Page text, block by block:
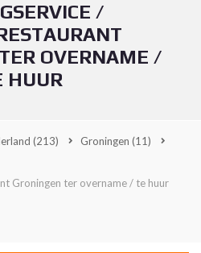
/
OVERNAME /
HUUR
(213) Groningen (11)
Groningen ter overname / te huur